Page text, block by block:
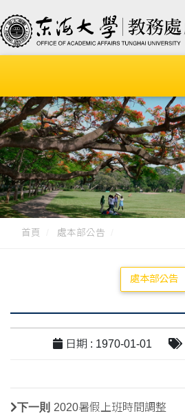
首頁 處本部公告
處本部公告
日期 : 1970-01-01
下一則 2020暑假上班時間調整